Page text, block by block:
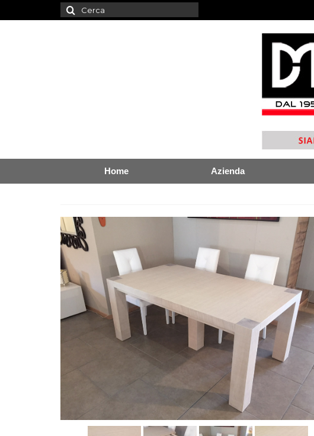
Cerca:
Home Azienda